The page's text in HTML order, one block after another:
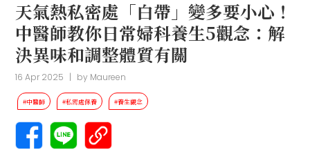
天氣熱私密處「白帶」變多要小心！
中醫師教你日常婦科養生5觀念：解
決異味和調整體質有關
16 Apr 2025 | by Maureen
#中醫師 #私密處保養 #養生觀念